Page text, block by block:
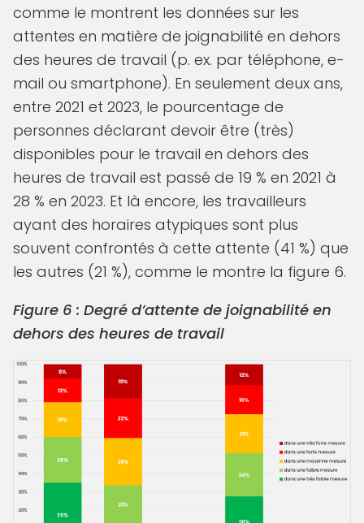
comme le montrent les données sur les
attentes en matière de joignabilité en dehors
des heures de travail (p. ex. par téléphone, e-
mail ou smartphone). En seulement deux ans,
entre 2021 et 2023, le pourcentage de
personnes déclarant devoir être (très)
disponibles pour le travail en dehors des
heures de travail est passé de 19 % en 2021 à
28 % en 2023. Et là encore, les travailleurs
ayant des horaires atypiques sont plus
souvent confrontés à cette attente (41 %) que
les autres (21 %), comme le montre la figure 6.
Figure 6 : Degré d’attente de joignabilité en
dehors des heures de travail